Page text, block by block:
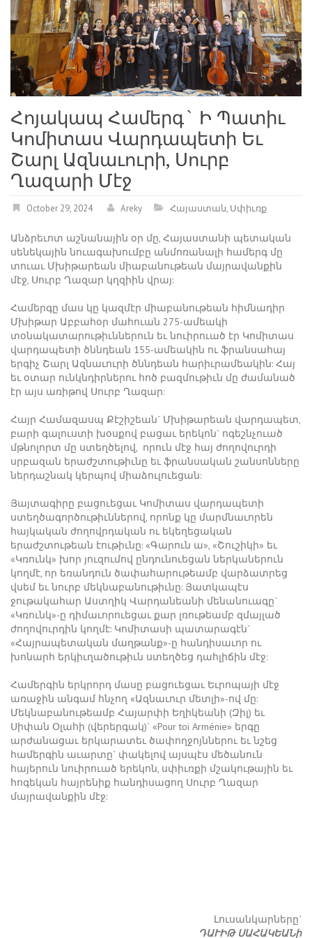
Հոյակապ Համերգ` Ի Պատիւ
Կոմիտաս Վարդապետի Եւ
Շարլ Ազնաւուրի, Սուրբ
Ղազարի Մէջ
October 29, 2024 Areky Հայաստան, Սփիւռք
Անձրեւոտ աշնանային օր մը, Հայաստանի պետական
սենեկային նուագախումբը անմոռանալի համերգ մը
տուաւ Մխիթարեան միաբանութեան մայրավանքին
մէջ, Սուրբ Ղազար կղզիին վրայ:
Համերգը մաս կը կազմէր միաբանութեան հիմնադիր
Մխիթար Աբբահօր մահուան 275-ամեակի
տօնակատարութիւններուն եւ նուիրուած էր Կոմիտաս
վարդապետի ծննդեան 155-ամեակին ու ֆրանսահայ
երգիչ Շարլ Ազնաւուրի ծննդեան հարիւրամեակին: Հայ
եւ օտար ունկնդիրներու հոծ բազմութիւն մը ժամանած
էր այս առիթով Սուրբ Ղազար:
Հայր Համազասպ Քէշիշեան` Մխիթարեան վարդապետ,
բարի գալուստի խօսքով բացաւ երեկոն` ոգեշնչուած
մթնոլորտ մը ստեղծելով, որուն մէջ հայ ժողովուրդի
սրբազան երաժշտութիւնը եւ ֆրանսական շանսոնները
ներդաշնակ կերպով միաձուլուեցան:
Յայտագիրը բացուեցաւ Կոմիտաս վարդապետի
ստեղծագործութիւններով, որոնք կը մարմնաւորեն
հայկական ժողովրդական ու եկեղեցական
երաժշտութեան էութիւնը: «Գարուն ա», «Շուշիկի» եւ
«Կռունկ» խոր յուզումով ընդունուեցան ներկաներուն
կողմէ, որ եռանդուն ծափահարութեամբ վարձատրեց
վսեմ եւ նուրբ մեկնաբանութիւնը: Յատկապէս
ջութակահար Աստղիկ Վարդանեանի մենանուագը`
«Կռունկ»-ը դիմաւորուեցաւ քար լռութեամբ զմայլած
ժողովուրդին կողմէ: Կոմիտասի պատարագէն`
«Հայրապետական մաղթանք»-ը հանդիսաւոր ու
խոնարհ երկիւղածութիւն ստեղծեց դահլիճին մէջ:
Համերգին երկրորդ մասը բացուեցաւ Եւրոպայի մէջ
առաջին անգամ հնչող «Ազնաւուր մետլի»-ով մը:
Մեկնաբանութեամբ Հայարփի Եղիկեանի (Զիլ) եւ
Սիփան Օլահի (վերերգակ)` «Pour toi Arménie» երգը
արժանացաւ երկարատեւ ծափողջոյններու եւ նշեց
համերգին աւարտը` փակելով այսպէս մեծանուն
հայերուն նուիրուած երեկոն, սփիւռքի մշակութային եւ
հոգեկան հայրենիք հանդիսացող Սուրբ Ղազար
մայրավանքին մէջ:
Լուսանկարները`
ԴԱՒԻԹ ՍԱՀԱԿԵԱՆի